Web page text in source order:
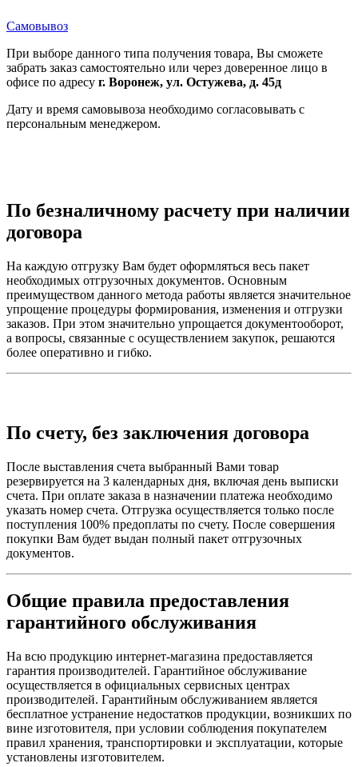
Самовывоз
При выборе данного типа получения товара, Вы сможете
забрать заказ самостоятельно или через доверенное лицо в
офисе по адресу г. Воронеж, ул. Остужева, д. 45д
Дату и время самовывоза необходимо согласовывать с
персональным менеджером.
По безналичному расчету при наличии
договора
На каждую отгрузку Вам будет оформляться весь пакет
необходимых отгрузочных документов. Основным
преимуществом данного метода работы является значительное
упрощение процедуры формирования, изменения и отгрузки
заказов. При этом значительно упрощается документооборот,
а вопросы, связанные с осуществлением закупок, решаются
более оперативно и гибко.
По счету, без заключения договора
После выставления счета выбранный Вами товар
резервируется на 3 календарных дня, включая день выписки
счета. При оплате заказа в назначении платежа необходимо
указать номер счета. Отгрузка осуществляется только после
поступления 100% предоплаты по счету. После совершения
покупки Вам будет выдан полный пакет отгрузочных
документов.
Общие правила предоставления
гарантийного обслуживания
На всю продукцию интернет-магазина предоставляется
гарантия производителей. Гарантийное обслуживание
осуществляется в официальных сервисных центрах
производителей. Гарантийным обслуживанием является
бесплатное устранение недостатков продукции, возникших по
вине изготовителя, при условии соблюдения покупателем
правил хранения, транспортировки и эксплуатации, которые
установлены изготовителем.